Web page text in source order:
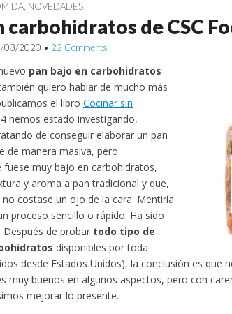
, NOVEDADES
carbohidratos de CSC
03/2020 • 22 Comments
pan bajo en carbohidratos
quiero hablar de mucho más
el libro Cocinar sin
hemos estado investigando,
de conseguir elaborar un pan
de manera masiva, pero
muy bajo en carbohidratos,
y aroma a pan tradicional y que,
costase un ojo de la cara. Mentiría
proceso sencillo o rápido. Ha sido
de probar todo tipo de
disponibles por toda
desde Estados Unidos), la conclusión es que
muy buenos en algunos aspectos, pero con
mejorar lo presente.